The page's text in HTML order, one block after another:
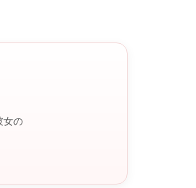
女の